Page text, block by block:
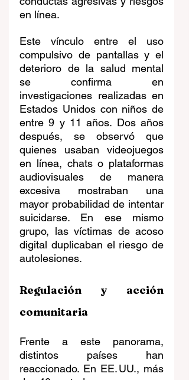
en línea.
Este vínculo entre el uso
compulsivo de pantallas y el
deterioro de la salud mental
se confirma en
investigaciones realizadas en
Estados Unidos con niños de
entre 9 y 11 años. Dos años
después, se observó que
quienes usaban videojuegos
en línea, chats o plataformas
audiovisuales de manera
excesiva mostraban una
mayor probabilidad de intentar
suicidarse. En ese mismo
grupo, las víctimas de acoso
digital duplicaban el riesgo de
autolesiones.
Regulación y acción
comunitaria
Frente a este panorama,
distintos países han
reaccionado. En EE. UU., más